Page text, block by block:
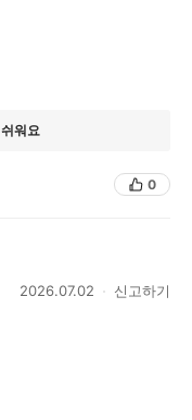
쉬워요
0
2026.07.02 신고하기